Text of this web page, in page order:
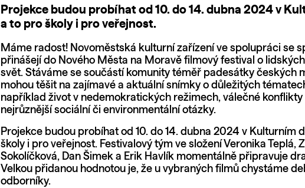
Projekce budou probíhat od 10. do 14. dubna 2024 v
a to pro školy i pro veřejnost.
Máme radost! Novoměstská kulturní zařízení ve spolupráci se
přinášejí do Nového Města na Moravě filmový festival o
svět. Stáváme se součástí komunity téměř padesátky českých
mohou těšit na zajímavé a aktuální snímky o důležitých
například život v nedemokratických režimech, válečné konflikty
nejrůznější sociální či environmentální otázky.
Projekce budou probíhat od 10. do 14. dubna 2024 v Kulturním
školy i pro veřejnost. Festivalový tým ve složení Veronika Teplá,
Sokolíčková, Dan Šimek a Erik Havlík momentálně připravuje
Velkou přidanou hodnotou je, že u vybraných filmů chystáme
odborníky.